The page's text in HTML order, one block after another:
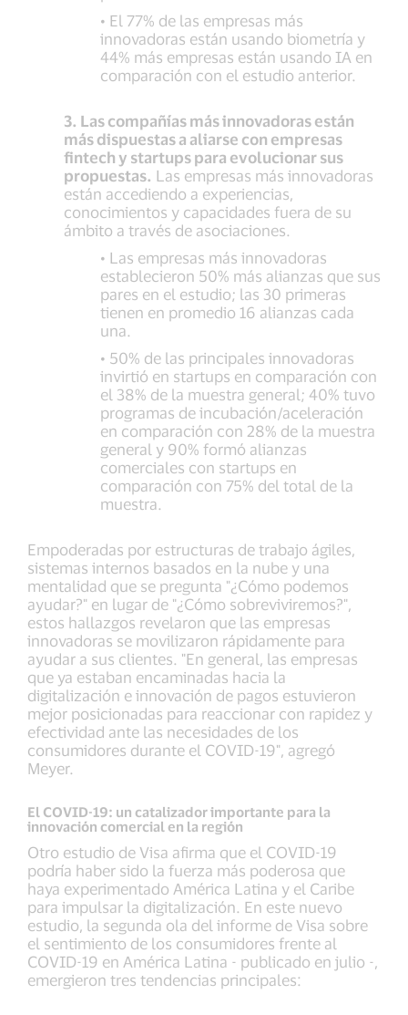
• El 77% de las empresas más
innovadoras están usando biometría y
44% más empresas están usando IA en
comparación con el estudio anterior.
3. Las compañías más innovadoras están
más dispuestas a aliarse con empresas
fintech y startups para evolucionar sus
propuestas. Las empresas más innovadoras
están accediendo a experiencias,
conocimientos y capacidades fuera de su
ámbito a través de asociaciones.
• Las empresas más innovadoras
establecieron 50% más alianzas que sus
pares en el estudio; las 30 primeras
tienen en promedio 16 alianzas cada
una.
• 50% de las principales innovadoras
invirtió en startups en comparación con
el 38% de la muestra general; 40% tuvo
programas de incubación/aceleración
en comparación con 28% de la muestra
general y 90% formó alianzas
comerciales con startups en
comparación con 75% del total de la
muestra.
Empoderadas por estructuras de trabajo ágiles,
sistemas internos basados en la nube y una
mentalidad que se pregunta "¿Cómo podemos
ayudar?" en lugar de "¿Cómo sobreviviremos?",
estos hallazgos revelaron que las empresas
innovadoras se movilizaron rápidamente para
ayudar a sus clientes. "En general, las empresas
que ya estaban encaminadas hacia la
digitalización e innovación de pagos estuvieron
mejor posicionadas para reaccionar con rapidez y
efectividad ante las necesidades de los
consumidores durante el COVID-19", agregó
Meyer.
El COVID-19: un catalizador importante para la
innovación comercial en la región
Otro estudio de Visa afirma que el COVID-19
podría haber sido la fuerza más poderosa que
haya experimentado América Latina y el Caribe
para impulsar la digitalización. En este nuevo
estudio, la segunda ola del informe de Visa sobre
el sentimiento de los consumidores frente al
COVID-19 en América Latina - publicado en julio -,
emergieron tres tendencias principales: